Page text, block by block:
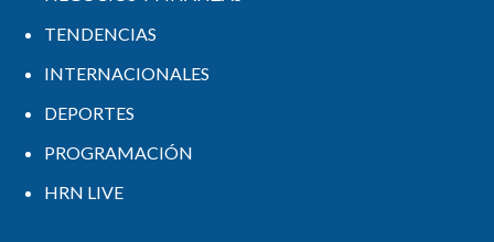
TENDENCIAS
INTERNACIONALES
DEPORTES
PROGRAMACIÓN
HRN LIVE